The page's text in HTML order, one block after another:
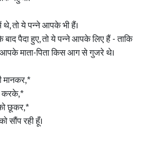
तो ये पन्ने आपके भी हैं।
पैदा हुए, तो ये पन्ने आपके लिए हैं - ताकि
माता-पिता किस आग से गुजरे थे।
मानकर,*
करके,*
छूकर,*
सौंप रही हूँ।